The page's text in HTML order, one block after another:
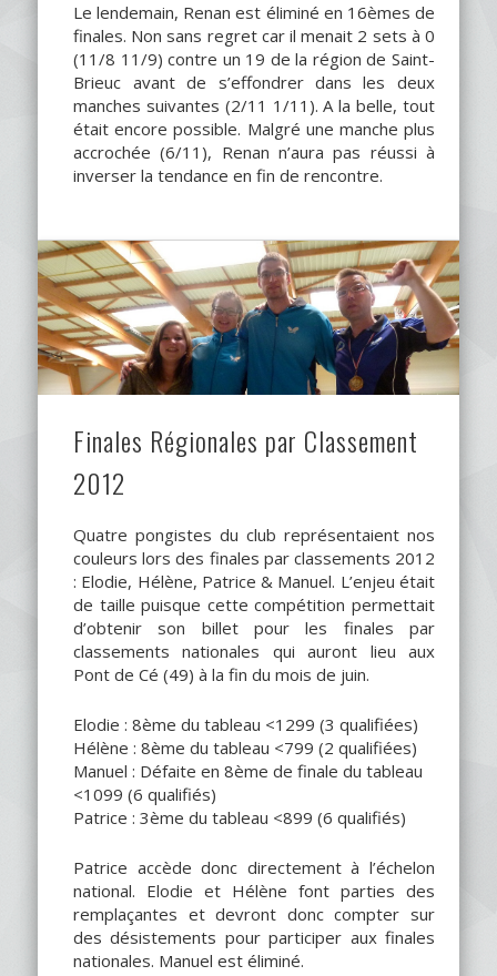
Le lendemain, Renan est éliminé en 16èmes de
finales. Non sans regret car il menait 2 sets à 0
(11/8 11/9) contre un 19 de la région de Saint-
Brieuc avant de s’effondrer dans les deux
manches suivantes (2/11 1/11). A la belle, tout
était encore possible. Malgré une manche plus
accrochée (6/11), Renan n’aura pas réussi à
inverser la tendance en fin de rencontre.
Finales Régionales par Classement
2012
Quatre pongistes du club représentaient nos
couleurs lors des finales par classements 2012
: Elodie, Hélène, Patrice & Manuel. L’enjeu était
de taille puisque cette compétition permettait
d’obtenir son billet pour les finales par
classements nationales qui auront lieu aux
Pont de Cé (49) à la fin du mois de juin.
Elodie : 8ème du tableau <1299 (3 qualifiées)
Hélène : 8ème du tableau <799 (2 qualifiées)
Manuel : Défaite en 8ème de finale du tableau
<1099 (6 qualifiés)
Patrice : 3ème du tableau <899 (6 qualifiés)
Patrice accède donc directement à l’échelon
national. Elodie et Hélène font parties des
remplaçantes et devront donc compter sur
des désistements pour participer aux finales
nationales. Manuel est éliminé.